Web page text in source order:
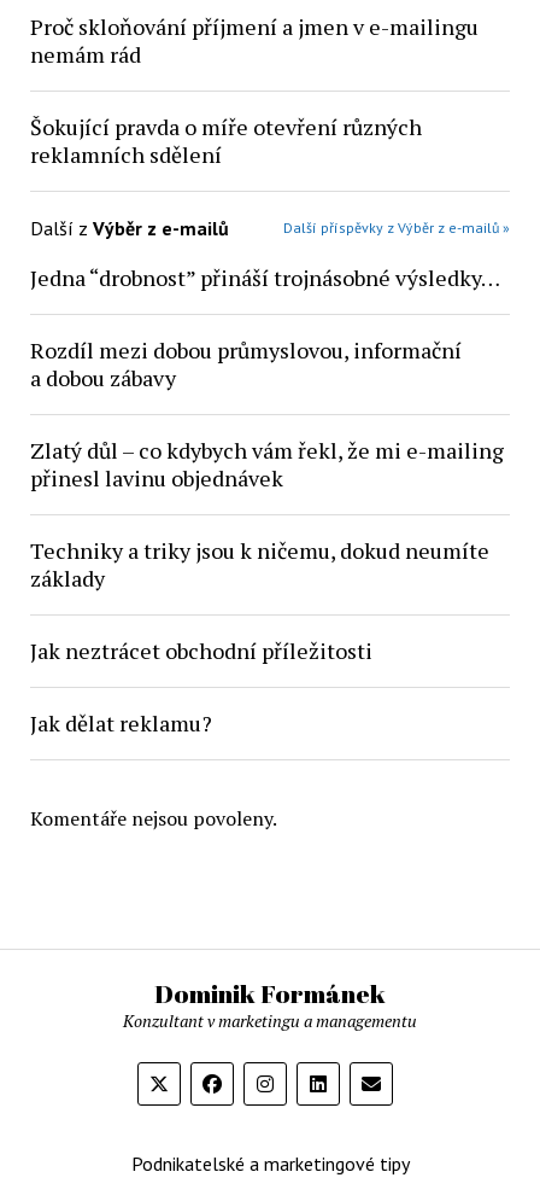
Proč skloňování příjmení a jmen v e-mailingu
nemám rád
Šokující pravda o míře otevření různých
reklamních sdělení
Další z Výběr z e-mailů Další příspěvky z Výběr z e-mailů »
Jedna “drobnost” přináší trojnásobné výsledky…
Rozdíl mezi dobou průmyslovou, informační
a dobou zábavy
Zlatý důl – co kdybych vám řekl, že mi e-mailing
přinesl lavinu objednávek
Techniky a triky jsou k ničemu, dokud neumíte
základy
Jak neztrácet obchodní příležitosti
Jak dělat reklamu?
Komentáře nejsou povoleny.
Dominik Formánek
Konzultant v marketingu a managementu
Podnikatelské a marketingové tipy